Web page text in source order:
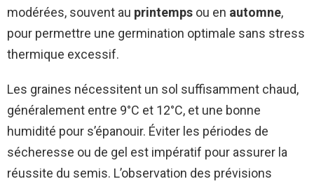
modérées, souvent au printemps ou en automne,
pour permettre une germination optimale sans stress
thermique excessif.
Les graines nécessitent un sol suffisamment chaud,
généralement entre 9°C et 12°C, et une bonne
humidité pour s’épanouir. Éviter les périodes de
sécheresse ou de gel est impératif pour assurer la
réussite du semis. L’observation des prévisions